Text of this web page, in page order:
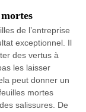
de l’entreprise
exceptionnel. Il
des vertus à
les laisser
peut donner un
mortes
salissures. De